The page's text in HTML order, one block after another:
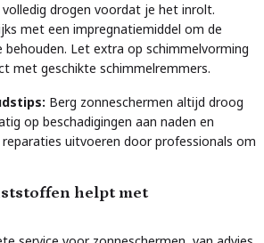
drogen voordat je het inrolt.
met een impregnatiemiddel om de
Let extra op schimmelvorming
met geschikte schimmelremmers.
Berg zonneschermen altijd droog
op beschadigingen aan naden en
uitvoeren door professionals om
helpt met